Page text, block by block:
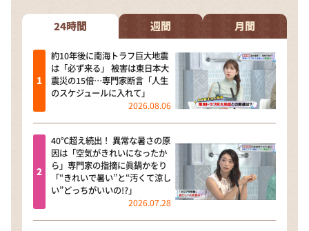
24時間 週間 月間
約10年後に南海トラフ巨大地震
は「必ず来る」 被害は東日本大
震災の15倍…専門家断言「人生
のスケジュールに入れて」
2026.08.06
40℃超え続出！ 異常な暑さの原
因は「空気がきれいになったか
ら」専門家の指摘に眞鍋かをり
「“きれいで暑い”と“汚くて涼し
い”どっちがいいの!?」
2026.07.28